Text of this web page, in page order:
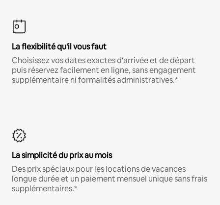
La flexibilité qu'il vous faut
Choisissez vos dates exactes d'arrivée et de départ
puis réservez facilement en ligne, sans engagement
supplémentaire ni formalités administratives.*
La simplicité du prix au mois
Des prix spéciaux pour les locations de vacances
longue durée et un paiement mensuel unique sans frais
supplémentaires.*